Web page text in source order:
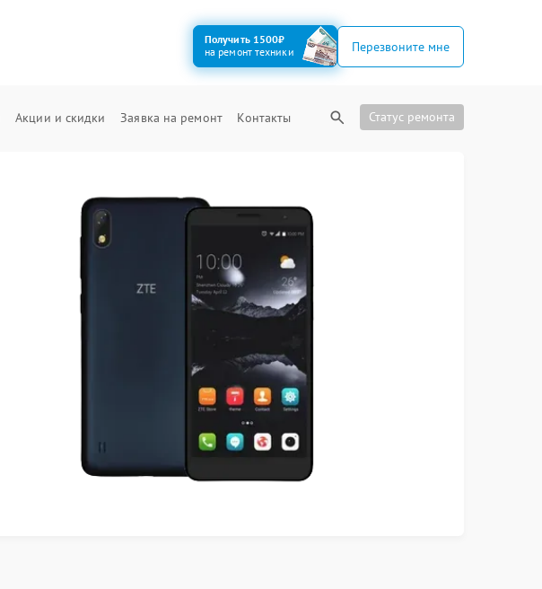
Получить 1500₽
на ремонт техники
Перезвоните мне
Акции и скидки Заявка на ремонт Контакты Статус ремонта